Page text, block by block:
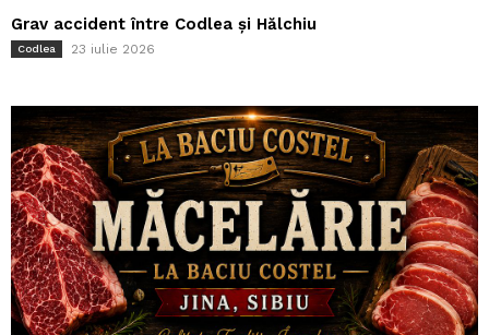
Grav accident între Codlea și Hălchiu
Codlea 23 iulie 2026